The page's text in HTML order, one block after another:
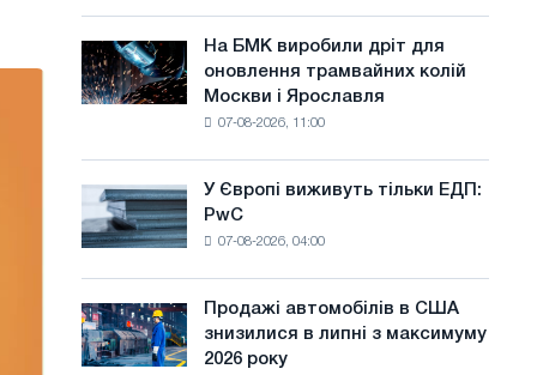
в
у
а
у
На
БМК
виробили
трамвайних
колій
і
Ярославля
На БМК виробили дріт для
оновлення трамвайних колій
Москви і Ярославля
07-08-2026, 11:00
Європі
виживуть
PwC
У Європі виживуть тільки ЕДП:
PwC
07-08-2026, 04:00
Продажі
автомобілів
в
Продажі автомобілів в США
знизилися в липні з максимуму
2026 року